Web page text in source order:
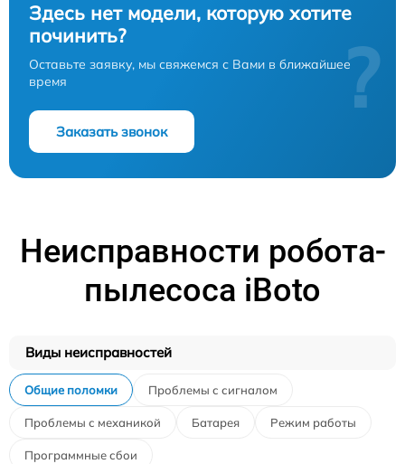
Здесь нет модели, которую хотите
починить?
Оставьте заявку, мы свяжемся с Вами в ближайшее
время
Заказать звонок
?
Неисправности робота-
пылесоса iBoto
Виды неисправностей
Общие поломки Проблемы с сигналом
Проблемы с механикой Батарея Режим работы
Программные сбои